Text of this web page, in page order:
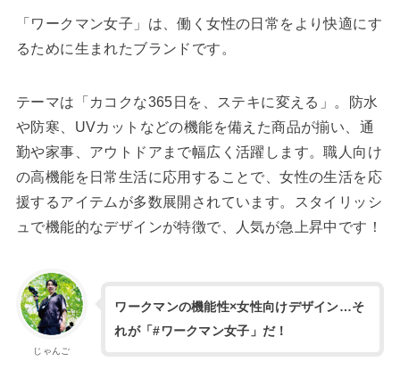
「ワークマン女子」は、働く女性の日常をより快適にす
るために生まれたブランドです。
テーマは「カコクな365日を、ステキに変える」。防水
や防寒、UVカットなどの機能を備えた商品が揃い、通
勤や家事、アウトドアまで幅広く活躍します。職人向け
の高機能を日常生活に応用することで、女性の生活を応
援するアイテムが多数展開されています。スタイリッシ
ュで機能的なデザインが特徴で、人気が急上昇中です！
じゃんご
ワークマンの機能性×女性向けデザイン…そ
れが「#ワークマン女子」だ！